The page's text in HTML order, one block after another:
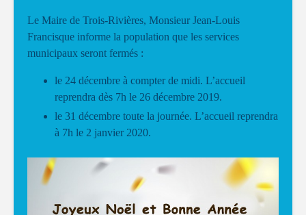
Le Maire de Trois-Rivières, Monsieur Jean-Louis
Francisque informe la population que les services
municipaux seront fermés :
le 24 décembre à compter de midi. L’accueil
reprendra dès 7h le 26 décembre 2019.
le 31 décembre toute la journée. L’accueil reprendra
à 7h le 2 janvier 2020.